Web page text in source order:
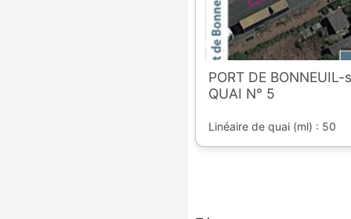
PORT DE
QUAI N° 5
Linéaire de quai (ml) : 50